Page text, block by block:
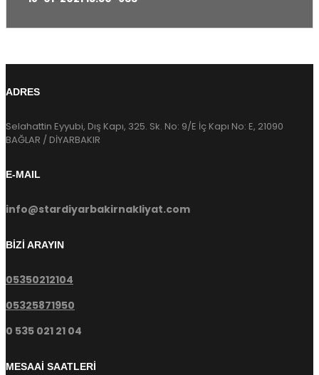
ADRES
Selahattin Eyyubi, Dış Kapı, 325. Sk. No: 9/E İç Kapı No: E, 21090
BAĞLAR / DİYARBAKIR
E-MAIL
info@stardiyarbakirnakliyat.com
BİZİ ARAYIN
05350212104
05325871950
0 535 021 21 04
MESAAİ SAATLERİ